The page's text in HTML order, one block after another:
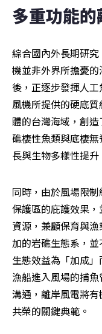
多重功能
綜合國內外長期研
機並非外界所擔憂
後，正逐步發揮人工
風機所提供的硬底
體的台灣海域，創
礁棲性魚類與底棲
長與生物多樣性提升
同時，由於風場限
保護區的庇護效果
資源，兼顧保育與
加的岩礁生態系，
生態效益為「加成
漁船進入風場的捕
溝通，離岸風電將
共榮的關鍵典範。